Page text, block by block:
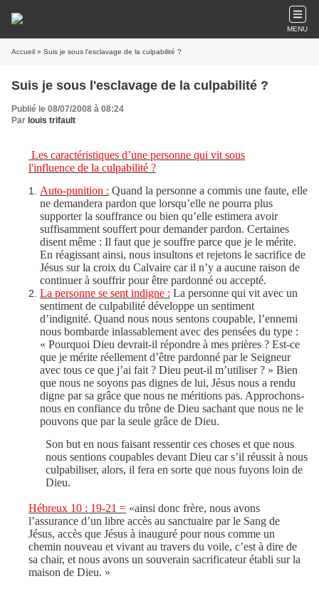
MENU
Accueil » Suis je sous l'esclavage de la culpabilité ?
Suis je sous l'esclavage de la culpabilité ?
Publié le 08/07/2008 à 08:24
Par louis trifault
Les caractéristiques d’une personne qui vit sous
l'influence de la culpabilité ?
Auto-punition : Quand la personne a commis une faute, elle
ne demandera pardon que lorsqu’elle ne pourra plus
supporter la souffrance ou bien qu’elle estimera avoir
suffisamment souffert pour demander pardon. Certaines
disent même : Il faut que je souffre parce que je le mérite.
En réagissant ainsi, nous insultons et rejetons le sacrifice de
Jésus sur la croix du Calvaire car il n’y a aucune raison de
continuer à souffrir pour être pardonné ou accepté.
La personne se sent indigne : La personne qui vit avec un
sentiment de culpabilité développe un sentiment
d’indignité. Quand nous nous sentons coupable, l’ennemi
nous bombarde inlassablement avec des pensées du type :
« Pourquoi Dieu devrait-il répondre à mes prières ? Est-ce
que je mérite réellement d’être pardonné par le Seigneur
avec tous ce que j’ai fait ? Dieu peut-il m’utiliser ? » Bien
que nous ne soyons pas dignes de lui, Jésus nous a rendu
digne par sa grâce que nous ne méritions pas. Approchons-
nous en confiance du trône de Dieu sachant que nous ne le
pouvons que par la seule grâce de Dieu.
Son but en nous faisant ressentir ces choses et que nous
nous sentions coupables devant Dieu car s’il réussit à nous
culpabiliser, alors, il fera en sorte que nous fuyons loin de
Dieu.
Hébreux 10 : 19-21 = «ainsi donc frère, nous avons
l’assurance d’un libre accès au sanctuaire par le Sang de
Jésus, accès que Jésus à inauguré pour nous comme un
chemin nouveau et vivant au travers du voile, c’est à dire de
sa chair, et nous avons un souverain sacrificateur établi sur la
maison de Dieu. »